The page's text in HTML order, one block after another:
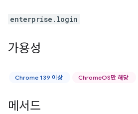
enterprise.login
가용성
Chrome 139 이상 ChromeOS만 해당
메서드